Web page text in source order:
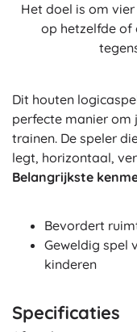
Het doel is om
op hetzelfde of
Dit houten
perfecte manier om
trainen. De speler
legt, horizontaal,
Belangrijkste
Bevordert
Geweldig spel
kinderen
Specificaties